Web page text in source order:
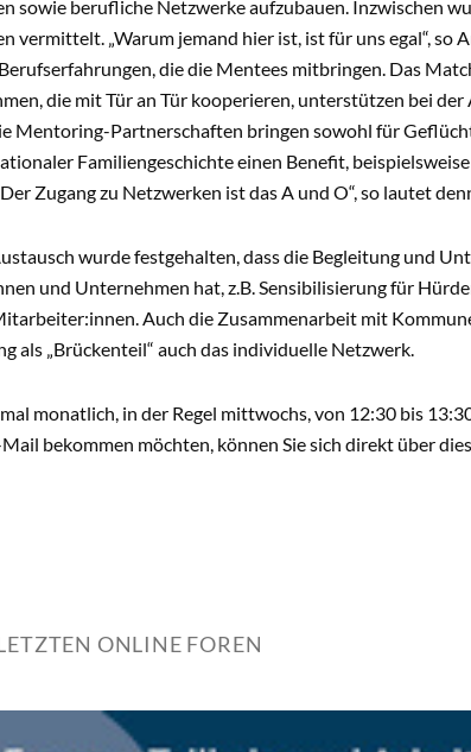
sowie berufliche Netzwerke aufzubauen. Inzwischen
vermittelt. „Warum jemand hier ist, ist für uns egal“, so
die die Mentees mitbringen. Das
die mit Tür an Tür kooperieren, unterstützen bei
Mentoring-Partnerschaften bringen sowohl für
Familiengeschichte einen Benefit,
Zugang zu Netzwerken ist das A und O“, so lautet
wurde festgehalten, dass die Begleitung und
und Unternehmen hat, z.B. Sensibilisierung für
Auch die Zusammenarbeit mit
als „Brückenteil“ auch das individuelle Netzwerk.
monatlich, in der Regel mittwochs, von 12:30 bis
bekommen möchten, können Sie sich direkt über
ONLINE FOREN